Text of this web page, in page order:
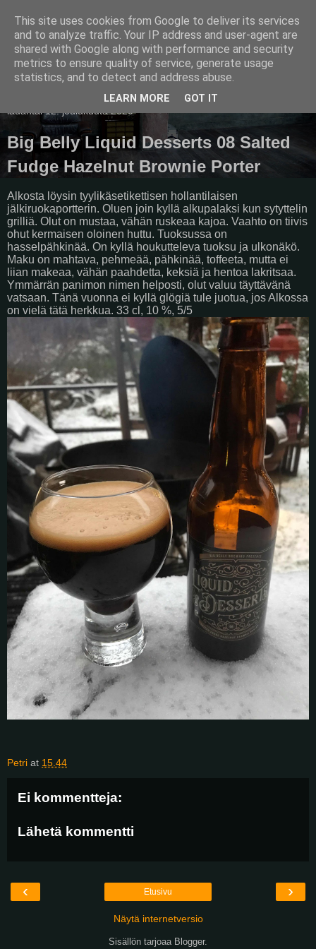
Pullollinen
lauantai 12. joulukuuta 2020
Big Belly Liquid Desserts 08 Salted
Fudge Hazelnut Brownie Porter
Alkosta löysin tyylikäsetikettisen hollantilaisen
jälkiruokaportterin. Oluen join kyllä alkupalaksi kun sytyttelin
grilliä. Olut on mustaa, vähän ruskeaa kajoa. Vaahto on tiivis
ohut kermaisen oloinen huttu. Tuoksussa on
hasselpähkinää. On kyllä houkutteleva tuoksu ja ulkonäkö.
Maku on mahtava, pehmeää, pähkinää, toffeeta, mutta ei
liian makeaa, vähän paahdetta, keksiä ja hentoa lakritsaa.
Ymmärrän panimon nimen helposti, olut valuu täyttävänä
vatsaan. Tänä vuonna ei kyllä glögiä tule juotua, jos Alkossa
on vielä tätä herkkua. 33 cl, 10 %, 5/5
Petri at 15.44
Ei kommentteja:
Lähetä kommentti
‹ ›
Etusivu
Näytä internetversio
Sisällön tarjoaa Blogger.
This site uses cookies from Google to deliver its services
and to analyze traffic. Your IP address and user-agent are
shared with Google along with performance and security
metrics to ensure quality of service, generate usage
statistics, and to detect and address abuse.
LEARN MORE GOT IT